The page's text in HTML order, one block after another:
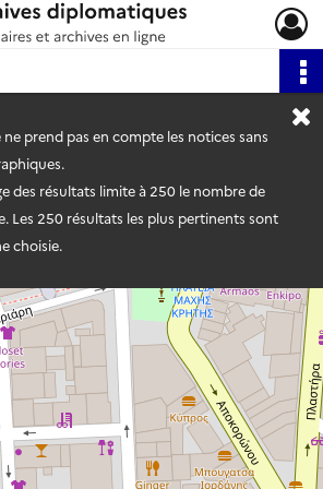
prend pas en compte les notices sans
des résultats limite à 250 le nombre de
Les 250 résultats les plus pertinents sont
choisie.